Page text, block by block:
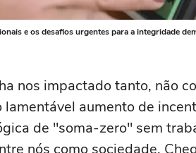
e os desafios urgentes para a integridade
nos impactado tanto, não
aumento de
de "soma-zero" sem
nós como sociedade.